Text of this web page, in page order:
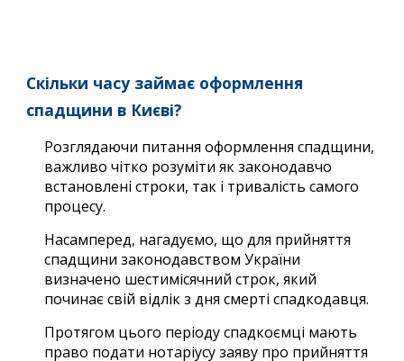
Скільки часу займає оформлення
спадщини в Києві?
Розглядаючи питання оформлення спадщини,
важливо чітко розуміти як законодавчо
встановлені строки, так і тривалість самого
процесу.
Насамперед, нагадуємо, що для прийняття
спадщини законодавством України
визначено шестимісячний строк, який
починає свій відлік з дня смерті спадкодавця.
Протягом цього періоду спадкоємці мають
право подати нотаріусу заяву про прийняття